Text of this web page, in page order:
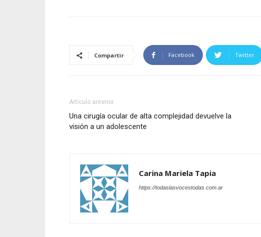
Compartir Facebook Twitter
Artículo anterior
Una cirugía ocular de alta complejidad devuelve la
visión a un adolescente
Carina Mariela Tapia
https://todaslasvocestodas.com.ar